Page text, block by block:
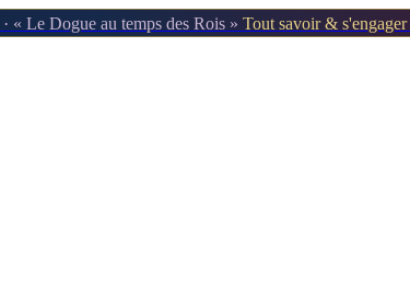
· « Le Dogue au temps des Rois » Tout savoir &